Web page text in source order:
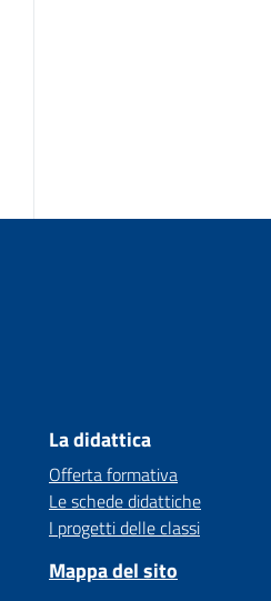
La didattica
Offerta formativa
Le schede didattiche
I progetti delle classi
Mappa del sito